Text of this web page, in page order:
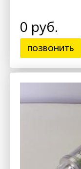
0 руб.
ПОЗВОНИТЬ